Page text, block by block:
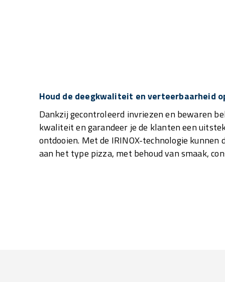
Houd de deegkwaliteit en verteerbaarheid
Dankzij gecontroleerd invriezen en bewaren
kwaliteit en garandeer je de klanten een
ontdooien. Met de IRINOX-technologie kunnen
aan het type pizza, met behoud van smaak,